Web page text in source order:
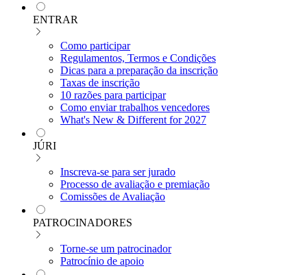
ENTRAR
Como participar
Regulamentos, Termos e Condições
Dicas para a preparação da inscrição
Taxas de inscrição
10 razões para participar
Como enviar trabalhos vencedores
What's New & Different for 2027
JÚRI
Inscreva-se para ser jurado
Processo de avaliação e premiação
Comissões de Avaliação
PATROCINADORES
Torne-se um patrocinador
Patrocínio de apoio